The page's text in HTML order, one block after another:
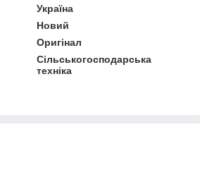
Україна
Новий
Оригінал
Сільськогосподарська
техніка